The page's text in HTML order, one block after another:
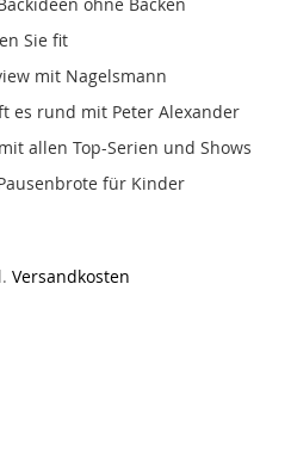
ohne Backen
Sie fit
mit Nagelsmann
es rund mit Peter Alexander
allen Top-Serien und Shows
für Kinder
Versandkosten